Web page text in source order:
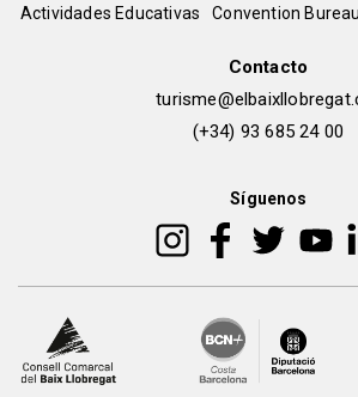
Peu
Actividades Educativas Convention Bureau
Contacto
(+34) 93 685 24 00
Síguenos